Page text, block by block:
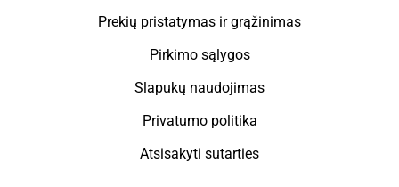
Prekių pristatymas ir grąžinimas
Pirkimo sąlygos
Slapukų naudojimas
Privatumo politika
Atsisakyti sutarties